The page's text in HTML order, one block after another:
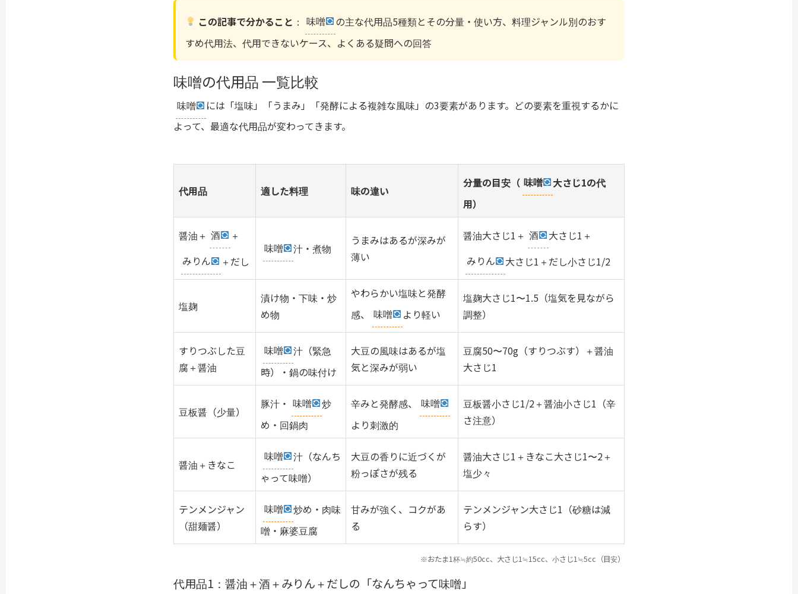
この記事で分かること ： 味噌
の主な代用品5種類とその分量・使い方、料理ジャンル別のおす
すめ代用法、代用できないケース、よくある疑問への回答
味噌の代用品 一覧比較
味噌
には「塩味」「うまみ」「発酵による複雑な風味」の3要素があります。どの要素を重視するかに
よって、最適な代用品が変わってきます。
代用品 適した料理 味の違い
分量の目安（ 味噌
大さじ1の代
用）
醤油＋ 酒
＋
みりん
＋だし
味噌 汁・煮物
うまみはあるが深みが
薄い
醤油大さじ1＋ 酒
大さじ1＋
みりん
大さじ1＋だし小さじ1/2
塩麹
漬け物・下味・炒
め物
やわらかい塩味と発酵
感、
味噌 より軽い
塩麹大さじ1〜1.5（塩気を見ながら
調整）
すりつぶした豆
腐＋醤油
味噌
汁（緊急
時）・鍋の味付け
大豆の風味はあるが塩
気と深みが弱い
豆腐50〜70g（すりつぶす）＋醤油
大さじ1
豆板醤（少量）
豚汁・ 味噌
炒
め・回鍋肉
辛みと発酵感、
味噌
より刺激的
豆板醤小さじ1/2＋醤油小さじ1（辛
さ注意）
醤油＋きなこ
味噌
汁（なんち
ゃって味噌）
大豆の香りに近づくが
粉っぽさが残る
醤油大さじ1＋きなこ大さじ1〜2＋
塩少々
テンメンジャン
（甜麺醤）
味噌
炒め・肉味
噌・麻婆豆腐
甘みが強く、コクがあ
る
テンメンジャン大さじ1（砂糖は減
らす）
※おたま1杯≒約50cc、大さじ1≒15cc、小さじ1≒5cc（目安）
代用品1：醤油＋酒＋みりん＋だしの「なんちゃって味噌」